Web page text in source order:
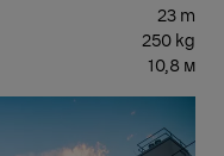
23 m
250 kg
10,8 м